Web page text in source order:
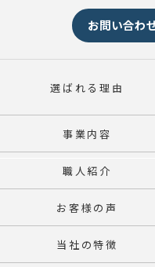
お問い合わ
選ばれる理由
事業内容
職人紹介
お客様の声
当社の特徴